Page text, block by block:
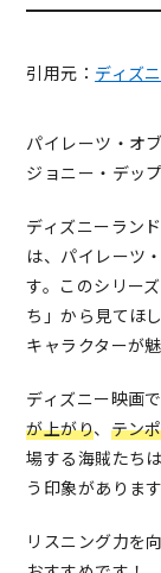
引用元： ディズ
パイレーツ・オ
ジョニー・デッ
ディズニーラン
は、パイレーツ
す。このシリー
ち」から見てほ
キャラクターが
ディズニー映画
が上がり、 テン
場する海賊たち
う印象があります
リスニング力を